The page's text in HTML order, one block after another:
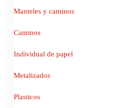
Manteles y caminos
Caminos
Individual de papel
Metalizados
Plasticos